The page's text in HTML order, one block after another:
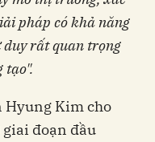
pháp cókhảnăng
duyrấtquan trọng
tạo".
Hyung Kim cho
đoạn đầu